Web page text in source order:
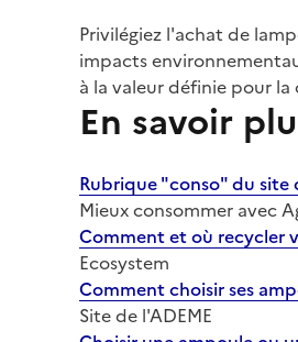
Privilégiez l'achat de
impacts
à la valeur définie pour
En savoir
Rubrique "conso" du site
Mieux consommer avec
Comment et où recycler
Ecosystem
Comment choisir ses
Site de l'ADEME